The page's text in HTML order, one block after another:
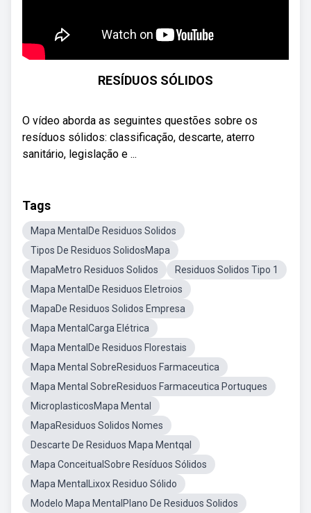
RESÍDUOS SÓLIDOS
O vídeo aborda as seguintes questões sobre os
resíduos sólidos: classificação, descarte, aterro
sanitário, legislação e ...
Tags
Mapa MentalDe Residuos Solidos
Tipos De Residuos SolidosMapa
MapaMetro Residuos Solidos
Residuos Solidos Tipo 1
Mapa MentalDe Residuos Eletroios
MapaDe Residuos Solidos Empresa
Mapa MentalCarga Elétrica
Mapa MentalDe Residuos Florestais
Mapa Mental SobreResiduos Farmaceutica
Mapa Mental SobreResiduos Farmaceutica Portuques
MicroplasticosMapa Mental
MapaResiduos Solidos Nomes
Descarte De Residuos Mapa Mentqal
Mapa ConceitualSobre Resíduos Sólidos
Mapa MentalLixox Residuo Sólido
Modelo Mapa MentalPlano De Residuos Solidos